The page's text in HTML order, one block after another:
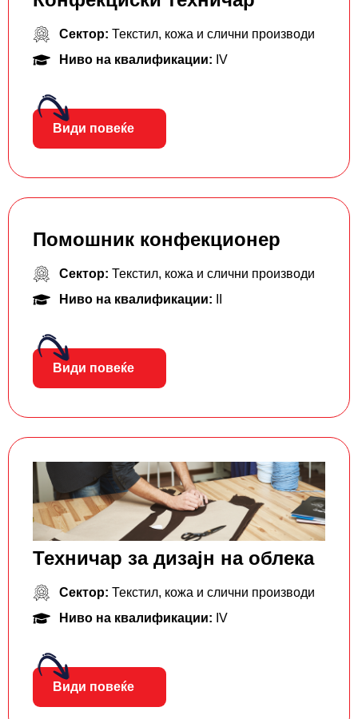
Сектор: Текстил, кожа и слични производи
Ниво на квалификации: IV
Види повеќе
Помошник конфекционер
Сектор: Текстил, кожа и слични производи
Ниво на квалификации:
Види повеќе
Техничар за дизајн на облека
Сектор: Текстил, кожа и слични производи
Ниво на квалификации: IV
Види повеќе